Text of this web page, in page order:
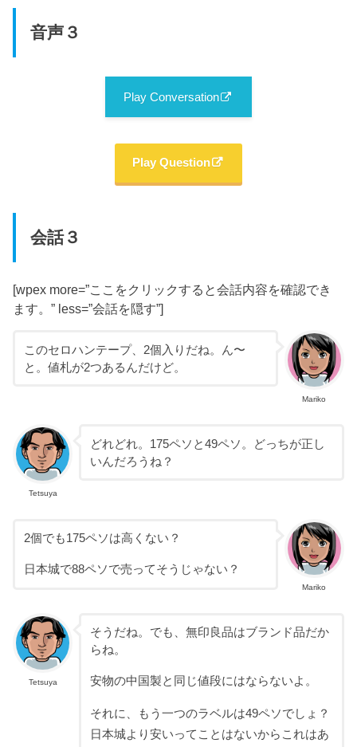
音声３
Play Conversation
Play Question
会話３
[wpex more=”ここをクリックすると会話内容を確認でき
ます。” less=”会話を隠す”]
Mariko
このセロハンテープ、2個入りだね。ん〜
と。値札が2つあるんだけど。
Tetsuya
どれどれ。175ペソと49ペソ。どっちが正し
いんだろうね？
Mariko
2個でも175ペソは高くない？
日本城で88ペソで売ってそうじゃない？
Tetsuya
そうだね。でも、無印良品はブランド品だか
らね。
安物の中国製と同じ値段にはならないよ。
それに、もう一つのラベルは49ペソでしょ？
日本城より安いってことはないからこれはあ